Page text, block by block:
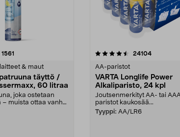
1561
& maut
täyttö /
60 litraa
joka ostetaan
– muista ottaa vanha
24104arvostelut
AA-paristot
VARTA Longlife Power
Alkaliparisto, 24 kpl
Joutsenmerkityt AA- tai
paristot kaukosää...
Tyyppi: AA/LR6
4.5viidestä